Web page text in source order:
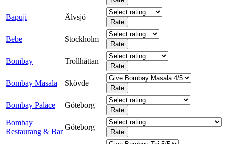
Bapuji Älvsjö
Bebe Stockholm
Bombay Trollhättan
Bombay Masala Skövde
Bombay Palace Göteborg
Bombay
Restaurang & Bar
Göteborg